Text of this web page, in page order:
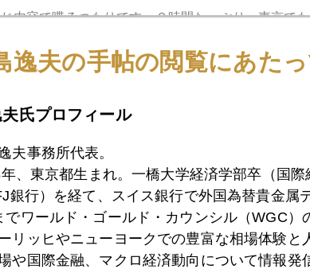
内容で喋るつもりです。２時間たっぷり。東京で
でのチャリティーセミナーが当方の御用繁多で（
りになっていたこと。実行しますよ。
クスというのはあるもので、私の場合、過去４回
急騰。ジェフのセミナー・インデックスは生きて
ル・ファクターになっています（笑）。
逸夫の手帖の閲覧にあた
氏プロフィール
夫事務所代表。
、東京都生まれ。一橋大学経済学部卒（国
銀行）を経て、スイス銀行で外国為替貴金属
でワールド・ゴールド・カウンシル（WGC）
リッヒやニューヨークでの豊富な相場体験と
や国際金融、マクロ経済動向について情報発